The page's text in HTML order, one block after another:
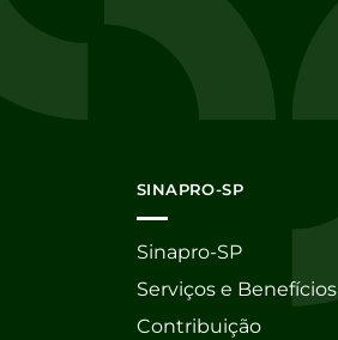
SINAPRO-SP
Sinapro-SP
Serviços e Benefícios
Contribuição